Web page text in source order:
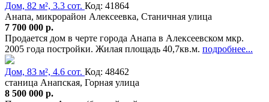
Дом, 82 м², 3.3 сот. Код: 41864
Анапа, микрорайон Алексеевка, Станичная улица
7 700 000 р.
Продается дом в черте города Анапа в Алексеевском мкр.
2005 года постройки. Жилая площадь 40,7кв.м. подробнее...
Дом, 83 м², 4.6 сот. Код: 48462
станица Анапская, Горная улица
8 500 000 р.